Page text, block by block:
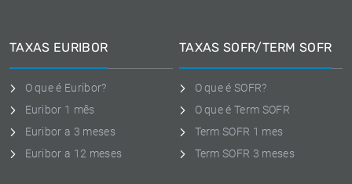
TAXAS EURIBOR
O que é Euribor?
Euribor 1 mês
Euribor a 3 meses
Euribor a 12 meses
TAXAS SOFR/TERM SOFR
O que é SOFR?
O que é Term SOFR
Term SOFR 1 mes
Term SOFR 3 meses